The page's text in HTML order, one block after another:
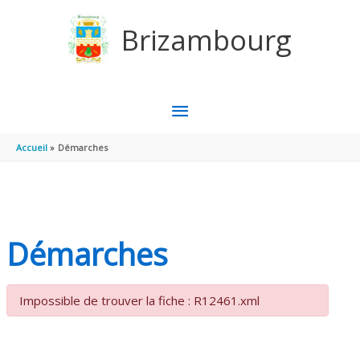
Brizambourg
MENU
Accueil Démarches
Démarches
Impossible de trouver la fiche : R12461.xml